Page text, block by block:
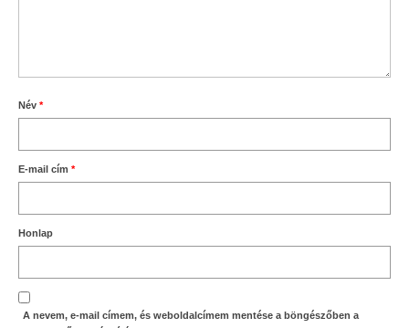
Név *
E-mail cím *
Honlap
A nevem, e-mail címem, és weboldalcímem mentése a böngészőben a